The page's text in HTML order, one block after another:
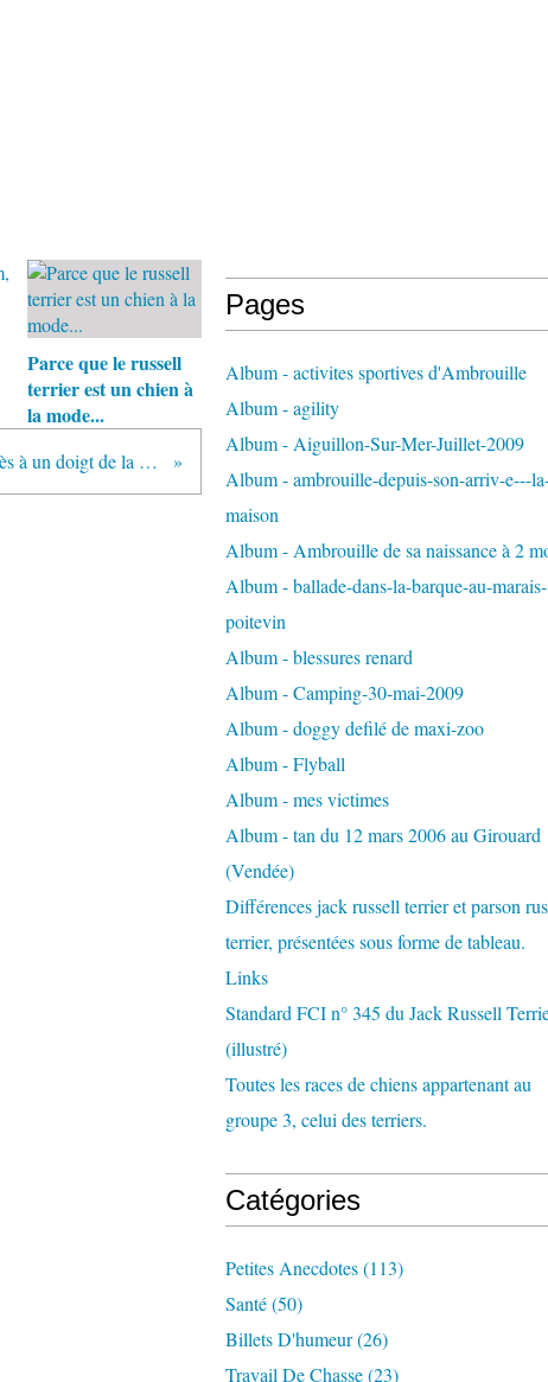
Parce que le russell
terrier est un chien à
la mode...
Abcès à un doigt de la patte avant droite.
Pages
Album - activites sportives d'Ambrouille
Album - agility
Album - Aiguillon-Sur-Mer-Juillet-2009
Album - ambrouille-depuis-son-arriv-e---
maison
Album - Ambrouille de sa naissance à 2
Album - ballade-dans-la-barque-au-marais-
poitevin
Album - blessures renard
Album - Camping-30-mai-2009
Album - doggy defilé de maxi-zoo
Album - Flyball
Album - mes victimes
Album - tan du 12 mars 2006 au Girouard
(Vendée)
Différences jack russell terrier et parson
terrier, présentées sous forme de tableau.
Links
Standard FCI n° 345 du Jack Russell
(illustré)
Toutes les races de chiens appartenant au
groupe 3, celui des terriers.
Catégories
Petites Anecdotes(113)
Santé(50)
Billets D'humeur(26)
Travail De Chasse(23)